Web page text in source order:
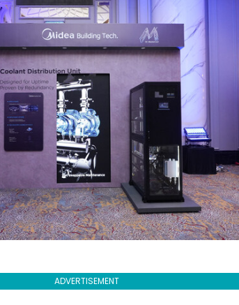
ADVERTISEMENT